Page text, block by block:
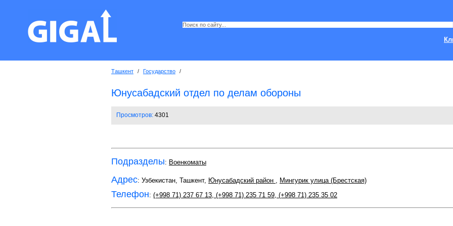
Ташкент / Государство /
Юнусабадский отдел по делам обороны
Просмотров: 4301
Подразделы: Военкоматы
Адрес: Узбекистан, Ташкент, Юнусабадский район , Мингурик улица (Брестская)
Телефон: (+998 71) 237 67 13 (+998 71) 235 71 59 (+998 71) 235 35 02